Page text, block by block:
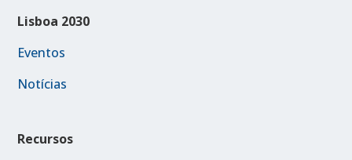
Lisboa 2030
Eventos
Notícias
Recursos